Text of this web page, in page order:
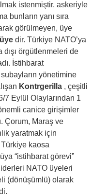
istenmiştir, askeriyle
bunların yanı sıra
görülmeyen, üye
üye dir. Türkiye NATO’ya
örgütlenmeleri de
İstihbarat
yönetimine
Kontrgerilla , çeşitli
7 Eylül Olaylarından 1
canice girişimler
Çorum, Maraş ve
yaratmak için
kaosa
“istihbarat görevi”
NATO üyeleri
(dönüşümlü) olarak